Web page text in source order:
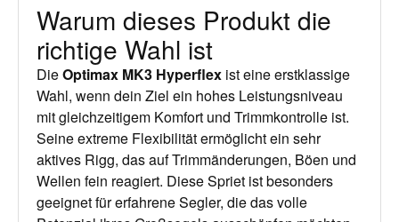
Warum dieses Produkt die
richtige Wahl ist
DieOptimax MK3 Hyperflex ist eine erstklassige
Wahl, wenn dein Ziel ein hohes Leistungsniveau
mit gleichzeitigem Komfort und Trimmkontrolle ist.
Seine extreme Flexibilität ermöglicht ein sehr
aktives Rigg, das auf Trimmänderungen, Böen und
Wellen fein reagiert. Diese Spriet ist besonders
geeignet für erfahrene Segler, die das volle